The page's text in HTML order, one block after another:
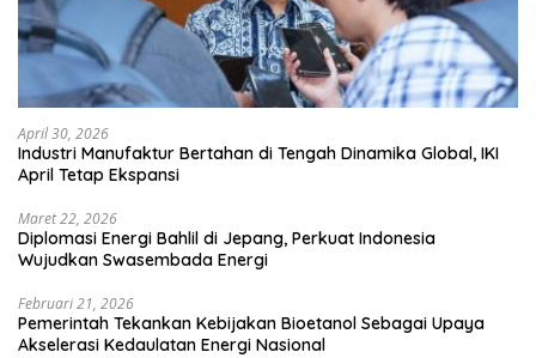
April 30, 2026
Industri Manufaktur Bertahan di Tengah Dinamika Global, IKI
April Tetap Ekspansi
Maret 22, 2026
Diplomasi Energi Bahlil di Jepang, Perkuat Indonesia
Wujudkan Swasembada Energi
Februari 21, 2026
Pemerintah Tekankan Kebijakan Bioetanol Sebagai Upaya
Akselerasi Kedaulatan Energi Nasional